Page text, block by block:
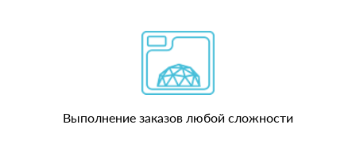
Выполнение заказов любой сложности